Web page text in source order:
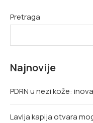
Pretraga
Najnovije
PDRN u nezi kože:
Lavlja kapija otvara